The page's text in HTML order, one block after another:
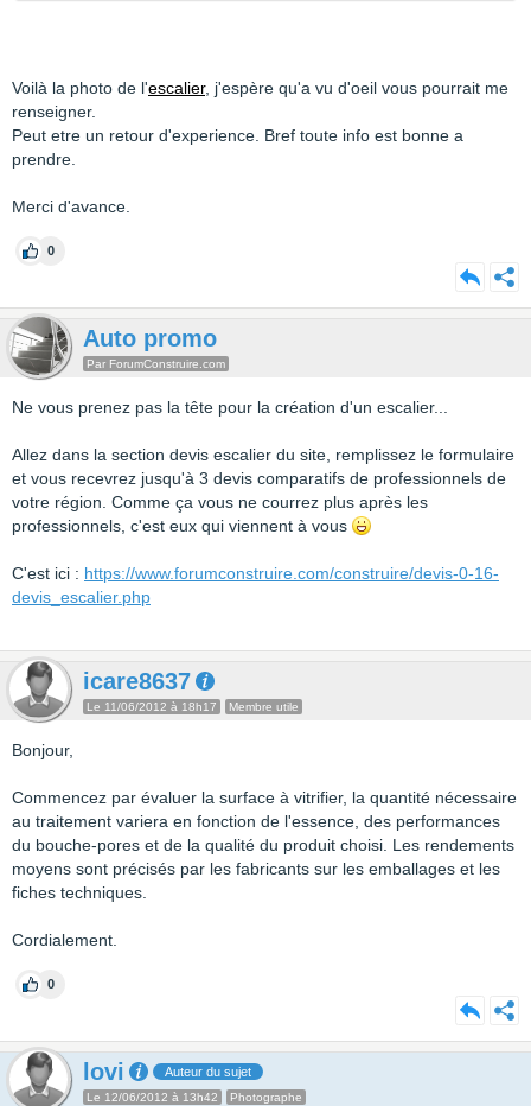
Voilà la photo de l'escalier, j'espère qu'a vu d'oeil vous pourrait me
renseigner.
Peut etre un retour d'experience. Bref toute info est bonne a
prendre.
Merci d'avance.
0
Auto promo
Par ForumConstruire.com
Ne vous prenez pas la tête pour la création d'un escalier...
Allez dans la section devis escalier du site, remplissez le formulaire
et vous recevrez jusqu'à 3 devis comparatifs de professionnels de
votre région. Comme ça vous ne courrez plus après les
professionnels, c'est eux qui viennent à vous
C'est ici : https://www.forumconstruire.com/construire/devis-0-16-
devis_escalier.php
icare8637
Le 11/06/2012 à 18h17 Membre utile
Bonjour,
Commencez par évaluer la surface à vitrifier, la quantité nécessaire
au traitement variera en fonction de l'essence, des performances
du bouche-pores et de la qualité du produit choisi. Les rendements
moyens sont précisés par les fabricants sur les emballages et les
fiches techniques.
Cordialement.
0
lovi Auteur du sujet
Le 12/06/2012 à 13h42 Photographe